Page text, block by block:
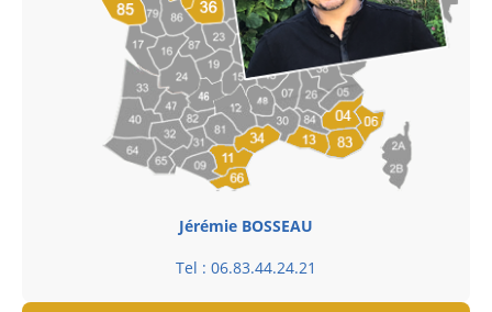
Jérémie BOSSEAU
Tel : 06.83.44.24.21